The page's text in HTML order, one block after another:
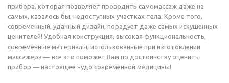
прибора, которая позволяет проводить самомассаж даже на
самых, казалось бы, недоступных участках тела. Кроме того,
современный, удачный дизайн, порадует даже самых искушенных
ценителей! Удобная конструкция, высокая функциональность,
современные материалы, использованные при изготовлении
массажера ― все это поможет Вам по достоинству оценить
прибор ― настоящее чудо современной медицины!